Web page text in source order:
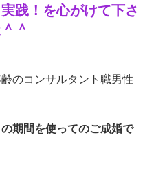
践！を心がけて下さ
＾
のコンサルタント職男性
期間を使ってのご成婚で